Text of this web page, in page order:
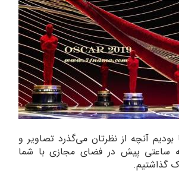
آنچه از نظرتان می‌گذرد تصاویر و
ساعتی پیش در فضای مجازی با شما
گذاشتیم.